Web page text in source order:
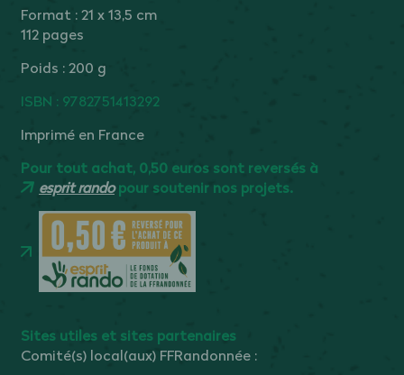
Format : 21 x 13,5 cm
112 pages
Poids : 200 g
ISBN : 9782751413292
Imprimé en France
Pour tout achat, 0,50 euros sont reversés à
esprit randopour soutenir nos projets.
Sites utiles et sites partenaires
Comité(s) local(aux) FFRandonnée :